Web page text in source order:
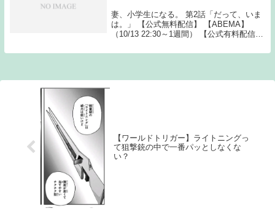
妻、小学生になる。 第2話「だって、いま
は。」 【公式無料配信】 【ABEMA】
（10/13 22:30～1週間） 【公式有料配信】
【Amazonプライム】 【バンダイ】
【ワールドトリガー】ライトニングっ
て狙撃銃の中で一番パッとしなくな
い？